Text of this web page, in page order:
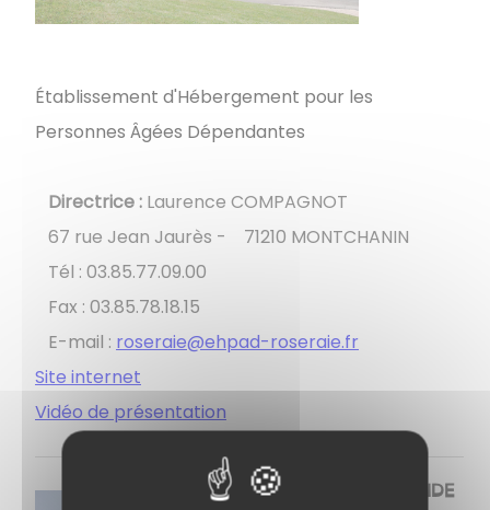
Établissement d'Hébergement pour les
Personnes Âgées Dépendantes
Directrice : Laurence COMPAGNOT
67 rue Jean Jaurès - 71210 MONTCHANIN
Tél : 03.85.77.09.00
Fax : 03.85.78.18.15
E-mail : roseraie@ehpad-roseraie.fr
Site internet
Vidéo de présentation
RÉSIDE